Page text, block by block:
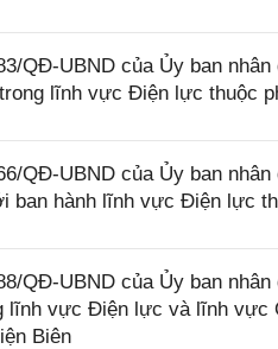
QĐ-UBND của Ủy ban
lĩnh vực Điện lực thuộc
QĐ-UBND của Ủy ban
ban hành lĩnh vực Điện lực
QĐ-UBND của Ủy ban
lĩnh vực Điện lực và lĩnh vực
Biên